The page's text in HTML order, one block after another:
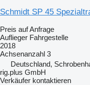
Schmidt SP 45
Preis auf Anfrage
Auflieger Fahrgestelle
2018
Achsenanzahl 3
Deutschland,
rig.plus GmbH
Verkäufer kontaktieren